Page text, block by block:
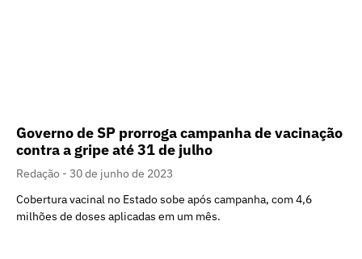
Governo de SP prorroga campanha de vacinação
contra a gripe até 31 de julho
Redação
30 de junho de 2023
Cobertura vacinal no Estado sobe após campanha, com 4,6
milhões de doses aplicadas em um mês.